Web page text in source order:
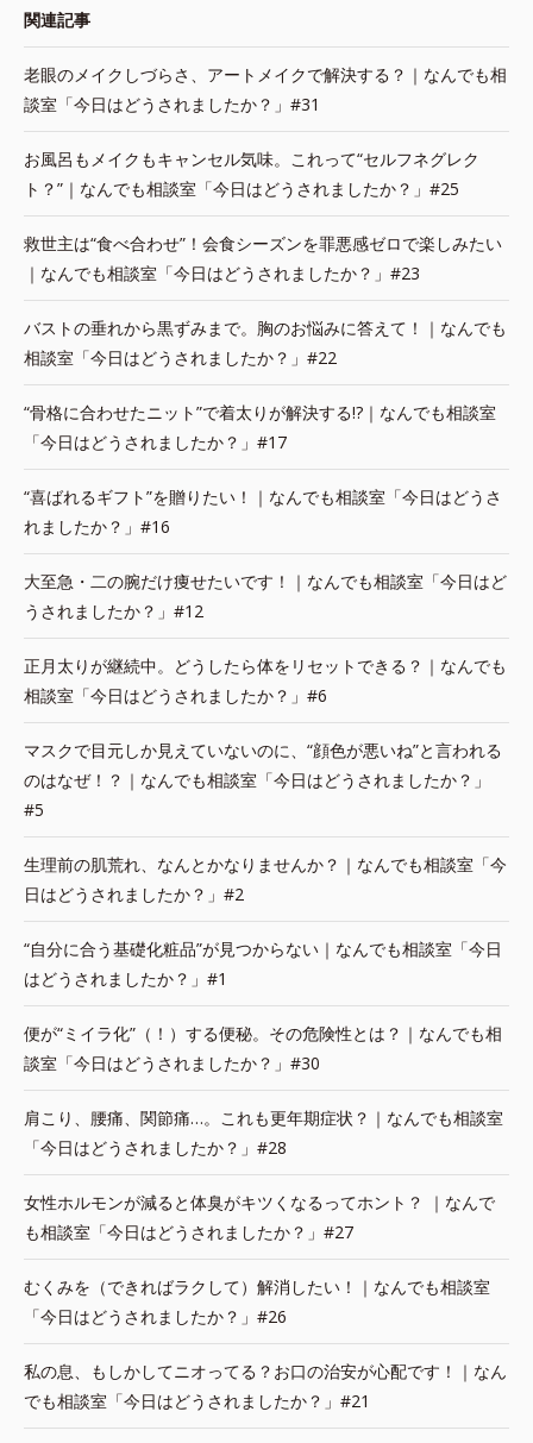
関連記事
老眼のメイクしづらさ、アートメイクで解決する？｜なんでも相
談室「今日はどうされましたか？」#31
お風呂もメイクもキャンセル気味。これって“セルフネグレク
ト？”｜なんでも相談室「今日はどうされましたか？」#25
救世主は“食べ合わせ”！会食シーズンを罪悪感ゼロで楽しみたい
｜なんでも相談室「今日はどうされましたか？」#23
バストの垂れから黒ずみまで。胸のお悩みに答えて！｜なんでも
相談室「今日はどうされましたか？」#22
“骨格に合わせたニット”で着太りが解決する!?｜なんでも相談室
「今日はどうされましたか？」#17
“喜ばれるギフト”を贈りたい！｜なんでも相談室「今日はどうさ
れましたか？」#16
大至急・二の腕だけ痩せたいです！｜なんでも相談室「今日はど
うされましたか？」#12
正月太りが継続中。どうしたら体をリセットできる？｜なんでも
相談室「今日はどうされましたか？」#6
マスクで目元しか見えていないのに、“顔色が悪いね”と言われる
のはなぜ！？｜なんでも相談室「今日はどうされましたか？」
#5
生理前の肌荒れ、なんとかなりませんか？｜なんでも相談室「今
日はどうされましたか？」#2
“自分に合う基礎化粧品”が見つからない｜なんでも相談室「今日
はどうされましたか？」#1
便が“ミイラ化”（！）する便秘。その危険性とは？｜なんでも相
談室「今日はどうされましたか？」#30
肩こり、腰痛、関節痛…。これも更年期症状？｜なんでも相談室
「今日はどうされましたか？」#28
女性ホルモンが減ると体臭がキツくなるってホント？ ｜なんで
も相談室「今日はどうされましたか？」#27
むくみを（できればラクして）解消したい！｜なんでも相談室
「今日はどうされましたか？」#26
私の息、もしかしてニオってる？お口の治安が心配です！｜なん
でも相談室「今日はどうされましたか？」#21